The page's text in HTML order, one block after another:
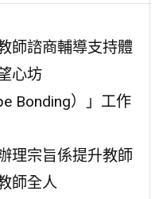
師諮商輔導支持體
心坊
Bonding）」工作
理宗旨係提升教師
師全人